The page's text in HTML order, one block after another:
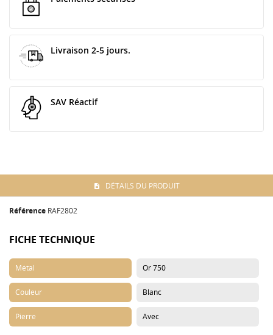
Livraison 2-5 jours.
SAV Réactif
DÉTAILS DU PRODUIT
Référence RAF2802
FICHE TECHNIQUE
Métal Or 750
Couleur Blanc
Pierre Avec